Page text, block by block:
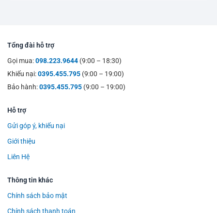
Tổng đài hỗ trợ
Gọi mua:098.223.9644 (9:00 – 18:30)
Khiếu nại:0395.455.795 (9:00 – 19:00)
Bảo hành:0395.455.795 (9:00 – 19:00)
Hỗ trợ
Gửi góp ý, khiếu nại
Giới thiệu
Liên Hệ
Thông tin khác
Chính sách bảo mật
Chính sách thanh toán